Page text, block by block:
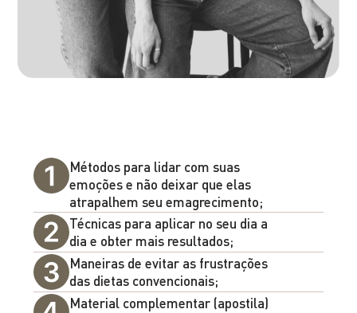
Métodos para lidar com suas
emoções e não deixar que elas
atrapalhem seu emagrecimento;
Técnicas para aplicar no seu dia a
dia e obter mais resultados;
Maneiras de evitar as frustrações
das dietas convencionais;
Material complementar (apostila)